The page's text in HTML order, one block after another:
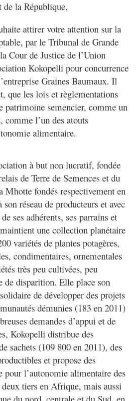
la République,
attirer votre attention sur la
par le Tribunal de Grande
Cour de Justice de l’Union
Kokopelli pour concurrence
Graines Baumaux. Il
que les lois et règlementations
patrimoine semencier, comme un
comme l’un des atouts
alimentaire.
à but non lucratif, fondée
de Terre de Semences et du
Mhotte fondés respectivement en
réseau de producteurs et avec
ses adhérents, ses parrains et
une collection planétaire
variétés de plantes potagères,
condimentaires, ornementales
très peu cultivées, peu
de disparition. Elle place son
de développer des projets
démunies (183 en 2011)
demandes d’appui et de
Kokopelli distribue des
sachets (109 800 en 2011), des
et propose des
pour l’autonomie alimentaire des
tiers en Afrique, mais aussi